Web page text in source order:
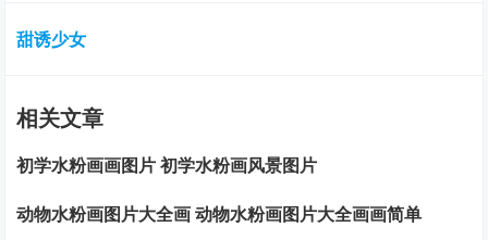
甜诱少女
相关文章
初学水粉画画图片 初学水粉画风景图片
动物水粉画图片大全画 动物水粉画图片大全画画简单